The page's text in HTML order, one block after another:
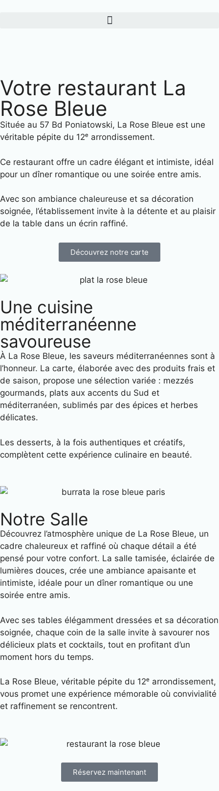
Votre restaurant La
Rose Bleue
Située au 57 Bd Poniatowski, La Rose Bleue est une
véritable pépite du 12ᵉ arrondissement.
Ce restaurant offre un cadre élégant et intimiste, idéal
pour un dîner romantique ou une soirée entre amis.
Avec son ambiance chaleureuse et sa décoration
soignée, l’établissement invite à la détente et au plaisir
de la table dans un écrin raffiné.
Découvrez notre carte
Une cuisine
méditerranéenne
savoureuse
À La Rose Bleue, les saveurs méditerranéennes sont à
l’honneur. La carte, élaborée avec des produits frais et
de saison, propose une sélection variée : mezzés
gourmands, plats aux accents du Sud et
méditerranéen, sublimés par des épices et herbes
délicates.
Les desserts, à la fois authentiques et créatifs,
complètent cette expérience culinaire en beauté.
Notre Salle
Découvrez l’atmosphère unique de La Rose Bleue, un
cadre chaleureux et raffiné où chaque détail a été
pensé pour votre confort. La salle tamisée, éclairée de
lumières douces, crée une ambiance apaisante et
intimiste, idéale pour un dîner romantique ou une
soirée entre amis.
Avec ses tables élégamment dressées et sa décoration
soignée, chaque coin de la salle invite à savourer nos
délicieux plats et cocktails, tout en profitant d’un
moment hors du temps.
La Rose Bleue, véritable pépite du 12ᵉ arrondissement,
vous promet une expérience mémorable où convivialité
et raffinement se rencontrent.
Réservez maintenant